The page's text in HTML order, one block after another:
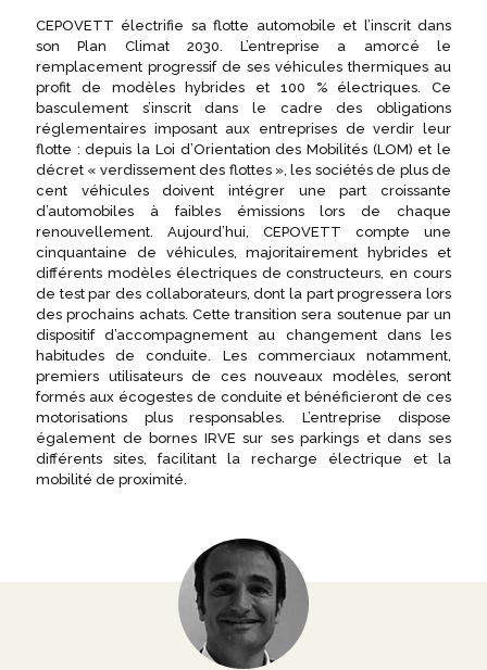
CEPOVETT électrifie sa flotte automobile et l’inscrit dans
son Plan Climat 2030. L’entreprise a amorcé le
remplacement progressif de ses véhicules thermiques au
profit de modèles hybrides et 100 % électriques. Ce
basculement s’inscrit dans le cadre des obligations
réglementaires imposant aux entreprises de verdir leur
flotte : depuis la Loi d’Orientation des Mobilités (LOM) et le
décret « verdissement des flottes », les sociétés de plus de
cent véhicules doivent intégrer une part croissante
d’automobiles à faibles émissions lors de chaque
renouvellement. Aujourd’hui, CEPOVETT compte une
cinquantaine de véhicules, majoritairement hybrides et
différents modèles électriques de constructeurs, en cours
de test par des collaborateurs, dont la part progressera lors
des prochains achats. Cette transition sera soutenue par un
dispositif d’accompagnement au changement dans les
habitudes de conduite. Les commerciaux notamment,
premiers utilisateurs de ces nouveaux modèles, seront
formés aux écogestes de conduite et bénéficieront de ces
motorisations plus responsables. L’entreprise dispose
également de bornes IRVE sur ses parkings et dans ses
différents sites, facilitant la recharge électrique et la
mobilité de proximité.